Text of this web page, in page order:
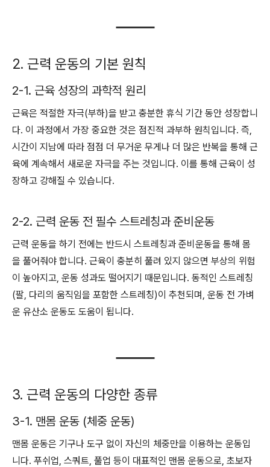
2. 근력 운동의 기본 원칙
2-1. 근육 성장의 과학적 원리
근육은 적절한 자극(부하)을 받고 충분한 휴식 기간 동안 성장합니
다. 이 과정에서 가장 중요한 것은 점진적 과부하 원칙입니다. 즉,
시간이 지남에 따라 점점 더 무거운 무게나 더 많은 반복을 통해 근
육에 계속해서 새로운 자극을 주는 것입니다. 이를 통해 근육이 성
장하고 강해질 수 있습니다.
2-2. 근력 운동 전 필수 스트레칭과 준비운동
근력 운동을 하기 전에는 반드시 스트레칭과 준비운동을 통해 몸
을 풀어줘야 합니다. 근육이 충분히 풀려 있지 않으면 부상의 위험
이 높아지고, 운동 성과도 떨어지기 때문입니다. 동적인 스트레칭
(팔, 다리의 움직임을 포함한 스트레칭)이 추천되며, 운동 전 가벼
운 유산소 운동도 도움이 됩니다.
3. 근력 운동의 다양한 종류
3-1. 맨몸 운동 (체중 운동)
맨몸 운동은 기구나 도구 없이 자신의 체중만을 이용하는 운동입
니다. 푸쉬업, 스쿼트, 풀업 등이 대표적인 맨몸 운동으로, 초보자